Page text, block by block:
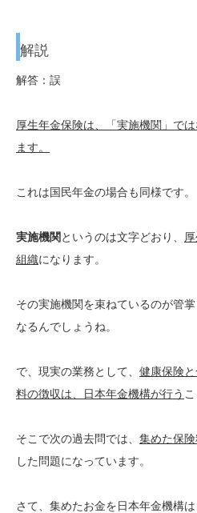
解説
解答：誤
厚生年金保険は、「実施機関」で
ます。
これは国民年金の場合も同様です。
実施機関というのは文字どおり、
組織になります。
その実施機関を束ねているのが管
なるんでしょうね。
で、現実の業務として、 健康保険
料の徴収は、日本年金機構が行う
そこで次の過去問では、 集めた保
した問題になっています。
さて、集めたお金を日本年金機構